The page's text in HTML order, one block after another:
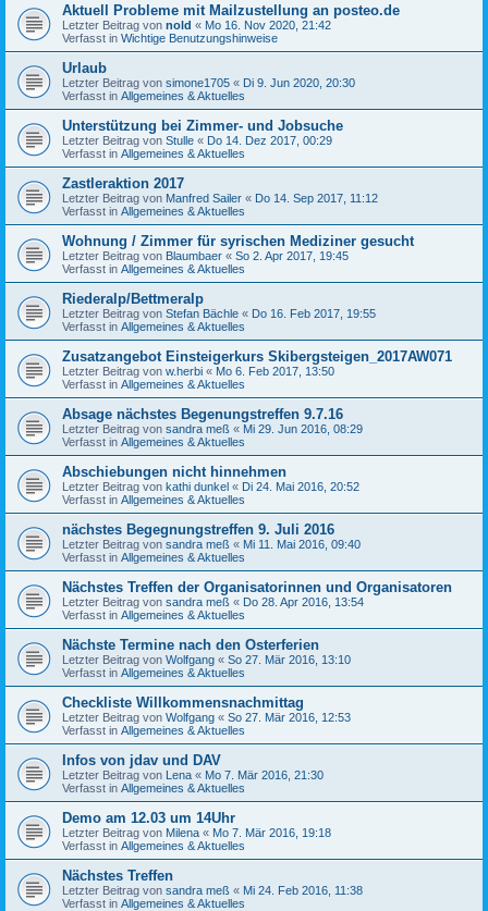
Aktuell Probleme mit Mailzustellung an posteo.de
Letzter Beitrag von nold « Mo 16. Nov 2020, 21:42
Verfasst in Wichtige Benutzungshinweise
Urlaub
Letzter Beitrag von simone1705 « Di 9. Jun 2020, 20:30
Verfasst in Allgemeines & Aktuelles
Unterstützung bei Zimmer- und Jobsuche
Letzter Beitrag von Stulle « Do 14. Dez 2017, 00:29
Verfasst in Allgemeines & Aktuelles
Zastleraktion 2017
Letzter Beitrag von Manfred Sailer « Do 14. Sep 2017, 11:12
Verfasst in Allgemeines & Aktuelles
Wohnung / Zimmer für syrischen Mediziner gesucht
Letzter Beitrag von Blaumbaer « So 2. Apr 2017, 19:45
Verfasst in Allgemeines & Aktuelles
Riederalp/Bettmeralp
Letzter Beitrag von Stefan Bächle « Do 16. Feb 2017, 19:55
Verfasst in Allgemeines & Aktuelles
Zusatzangebot Einsteigerkurs Skibergsteigen_2017AW071
Letzter Beitrag von w.herbi « Mo 6. Feb 2017, 13:50
Verfasst in Allgemeines & Aktuelles
Absage nächstes Begenungstreffen 9.7.16
Letzter Beitrag von sandra meß « Mi 29. Jun 2016, 08:29
Verfasst in Allgemeines & Aktuelles
Abschiebungen nicht hinnehmen
Letzter Beitrag von kathi dunkel « Di 24. Mai 2016, 20:52
Verfasst in Allgemeines & Aktuelles
nächstes Begegnungstreffen 9. Juli 2016
Letzter Beitrag von sandra meß « Mi 11. Mai 2016, 09:40
Verfasst in Allgemeines & Aktuelles
Nächstes Treffen der Organisatorinnen und Organisatoren
Letzter Beitrag von sandra meß « Do 28. Apr 2016, 13:54
Verfasst in Allgemeines & Aktuelles
Nächste Termine nach den Osterferien
Letzter Beitrag von Wolfgang « So 27. Mär 2016, 13:10
Verfasst in Allgemeines & Aktuelles
Checkliste Willkommensnachmittag
Letzter Beitrag von Wolfgang « So 27. Mär 2016, 12:53
Verfasst in Allgemeines & Aktuelles
Infos von jdav und DAV
Letzter Beitrag von Lena « Mo 7. Mär 2016, 21:30
Verfasst in Allgemeines & Aktuelles
Demo am 12.03 um 14Uhr
Letzter Beitrag von Milena « Mo 7. Mär 2016, 19:18
Verfasst in Allgemeines & Aktuelles
Nächstes Treffen
Letzter Beitrag von sandra meß « Mi 24. Feb 2016, 11:38
Verfasst in Allgemeines & Aktuelles